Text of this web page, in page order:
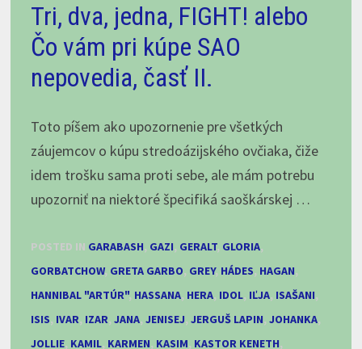
apríl
Tri, dva, jedna, FIGHT! alebo
Čo vám pri kúpe SAO
nepovedia, časť II.
Toto píšem ako upozornenie pre všetkých
záujemcov o kúpu stredoázijského ovčiaka, čiže
idem trošku sama proti sebe, ale mám potrebu
upozorniť na niektoré špecifiká saoškárskej …
POSTED IN GARABASH, GAZI, GERALT, GLORIA,
GORBATCHOW, GRETA GARBO, GREY, HÁDES, HAGAN,
HANNIBAL "ARTÚR", HASSANA, HERA, IDOL, IĽJA, ISAŠANI,
ISIS, IVAR, IZAR, JANA, JENISEJ, JERGUŠ LAPIN, JOHANKA,
JOLLIE, KAMIL, KARMEN, KASIM, KASTOR KENETH,